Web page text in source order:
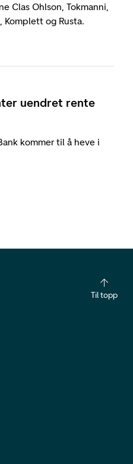
Clas Ohlson, Tokmanni,
Komplett og Rusta.
uendret rente
kommer til å heve i
Til topp